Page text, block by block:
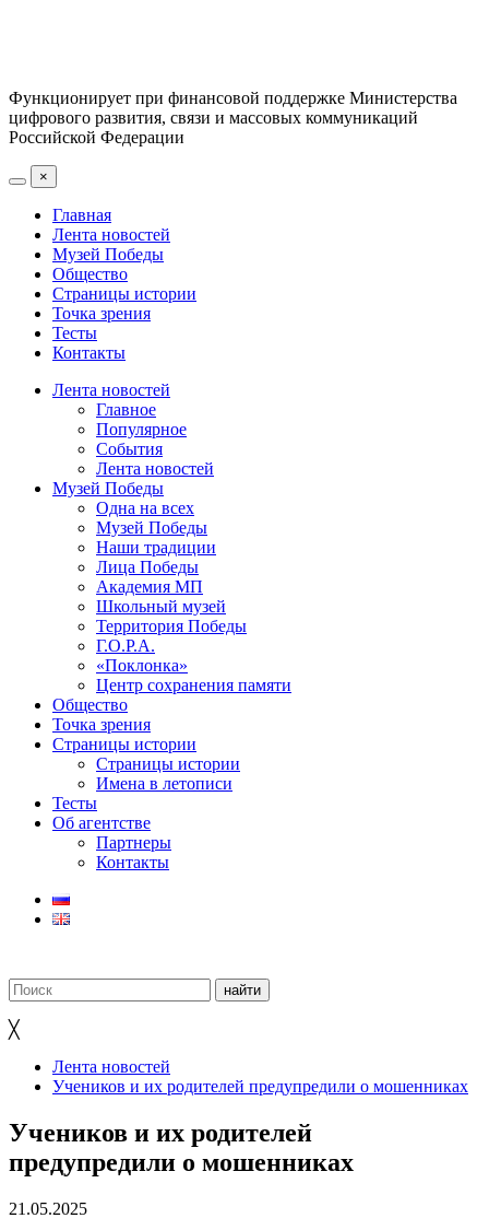
Функционирует при финансовой поддержке Министерства
цифрового развития, связи и массовых коммуникаций
Российской Федерации
×
Главная
Лента новостей
Музей Победы
Общество
Страницы истории
Точка зрения
Тесты
Контакты
Лента новостей
Главное
Популярное
События
Лента новостей
Музей Победы
Одна на всех
Музей Победы
Наши традиции
Лица Победы
Академия МП
Школьный музей
Территория Победы
Г.О.Р.А.
«Поклонка»
Центр сохранения памяти
Общество
Точка зрения
Страницы истории
Страницы истории
Имена в летописи
Тесты
Об агентстве
Партнеры
Контакты
╳
Лента новостей
Учеников и их родителей предупредили о мошенниках
Учеников и их родителей
предупредили о мошенниках
21.05.2025